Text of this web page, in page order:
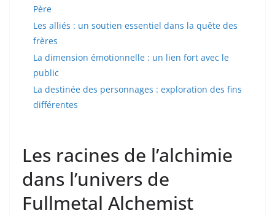
Père
Les alliés : un soutien essentiel dans la quête des
frères
La dimension émotionnelle : un lien fort avec le
public
La destinée des personnages : exploration des fins
différentes
Les racines de l’alchimie
dans l’univers de
Fullmetal Alchemist